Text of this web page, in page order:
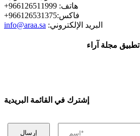
+هاتف: 966126511999
+فاكس:966126531375
info@araa.sa :البريد الإلكتروني
تطبيق مجلة آراء
إشترك في القائمة البريدية